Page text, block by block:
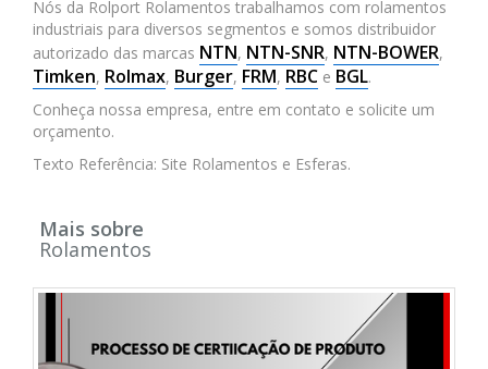
Nós da Rolport Rolamentos trabalhamos com rolamentos
industriais para diversos segmentos e somos distribuidor
autorizado das marcas NTN, NTN-SNR, NTN-BOWER,
Timken, Rolmax, Burger, FRM, RBC e BGL.
Conheça nossa empresa, entre em contato e solicite um
orçamento.
Texto Referência: Site Rolamentos e Esferas.
Mais sobre
Rolamentos